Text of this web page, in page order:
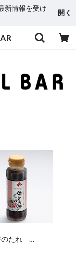
新情報を受け
開く
のたれ